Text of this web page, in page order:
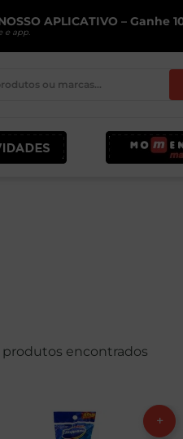
APLICATIVO –
e app.
ou marcas...